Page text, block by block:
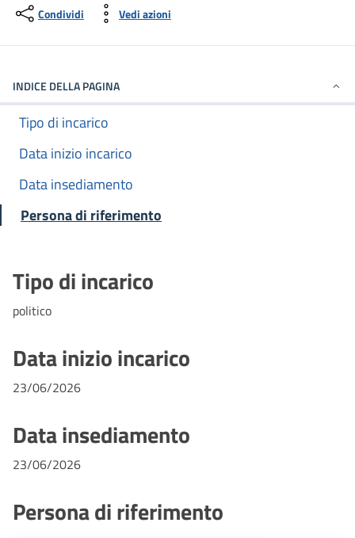
Condividi Vedi azioni
INDICE DELLA PAGINA
Tipo di incarico
Data inizio incarico
Data insediamento
Persona di riferimento
Tipo di incarico
politico
Data inizio incarico
23/06/2026
Data insediamento
23/06/2026
Persona di riferimento